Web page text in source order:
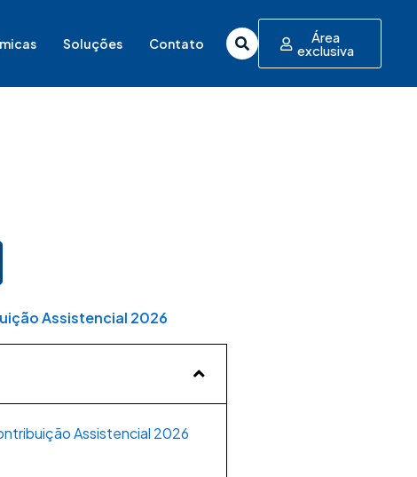
Soluções Contato Área
exclusiva
Assistencial 2026
Assistencial 2026